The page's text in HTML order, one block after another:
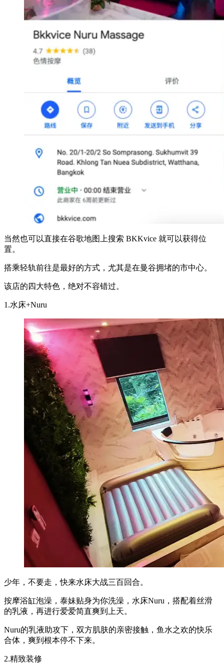
当然也可以直接在谷歌地图上搜索 BKKvice 就可以获得位
置。
搭乘轻轨前往是最好的方式，尤其是在曼谷拥堵的市中心。
该店的四大特色，绝对不容错过。
1.水床+Nuru
少年，不要走，快来水床大战三百回合。
按摩浴缸泡澡，泰妹贴身为你洗澡，水床Nuru，搭配着丝滑
的乳液，再进行爱爱简直爽到上天。
Nuru的乳液助攻下，双方肌肤的亲密接触，鱼水之欢的快乐
合体，爽到根本停不下来。
2.精致装修